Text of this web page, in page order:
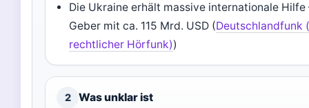
Die Ukraine erhält massive internationale Hilfe
Geber mit ca. 115 Mrd. USD (Deutschlandfunk
rechtlicher Hörfunk))
2 Was unklar ist